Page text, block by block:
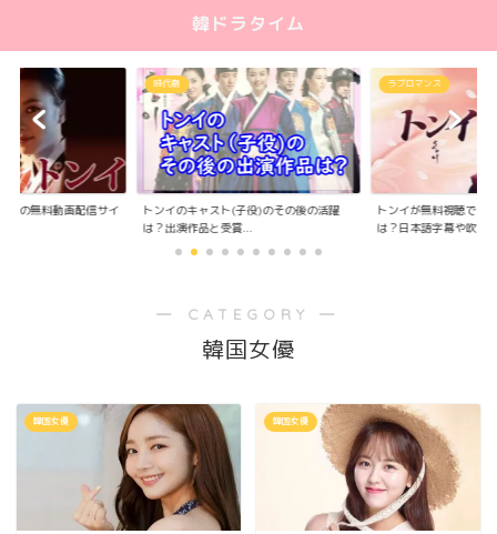
韓ドラタイム
版の無料動画配信サイ
時代劇
トンイのキャスト(子役)のその後の活躍
は？出演作品と受賞...
ラブロマンス
トンイが無料視聴でき
は？日本語字幕や吹き...
― CATEGORY ―
韓国女優
韓国女優 韓国女優